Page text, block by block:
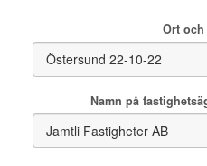
Ort
Namn på